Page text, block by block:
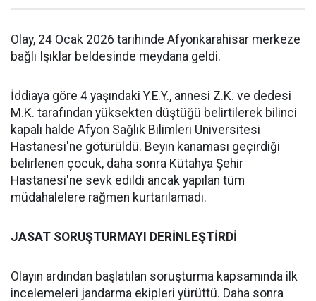
Olay, 24 Ocak 2026 tarihinde Afyonkarahisar merkeze
bağlı Işıklar beldesinde meydana geldi.
İddiaya göre 4 yaşındaki Y.E.Y., annesi Z.K. ve dedesi
M.K. tarafından yüksekten düştüğü belirtilerek bilinci
kapalı halde Afyon Sağlık Bilimleri Üniversitesi
Hastanesi'ne götürüldü. Beyin kanaması geçirdiği
belirlenen çocuk, daha sonra Kütahya Şehir
Hastanesi'ne sevk edildi ancak yapılan tüm
müdahalelere rağmen kurtarılamadı.
JASAT SORUŞTURMAYI DERİNLEŞTİRDİ
Olayın ardından başlatılan soruşturma kapsamında ilk
incelemeleri jandarma ekipleri yürüttü. Daha sonra